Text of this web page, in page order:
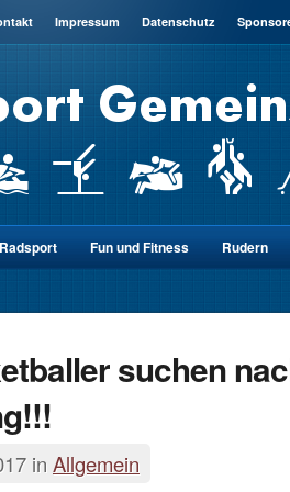
Impressum Datenschutz
Radsport Fun und Fitness Rudern
suchen
in Allgemein